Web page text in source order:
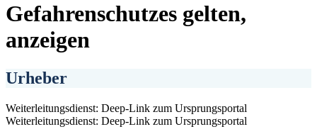
Gefahrenschutzes gelten,
anzeigen
Urheber
Weiterleitungsdienst: Deep-Link zum Ursprungsportal
Weiterleitungsdienst: Deep-Link zum Ursprungsportal